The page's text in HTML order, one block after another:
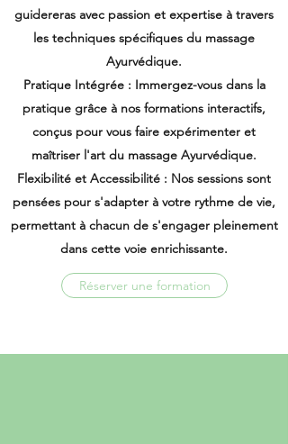
guidereras avec passion et expertise à travers
les techniques spécifiques du massage
Ayurvédique.
Pratique Intégrée : Immergez-vous dans la
pratique grâce à nos formations interactifs,
conçus pour vous faire expérimenter et
maîtriser l'art du massage Ayurvédique.
Flexibilité et Accessibilité : Nos sessions sont
pensées pour s'adapter à votre rythme de vie,
permettant à chacun de s'engager pleinement
dans cette voie enrichissante.
Réserver une formation